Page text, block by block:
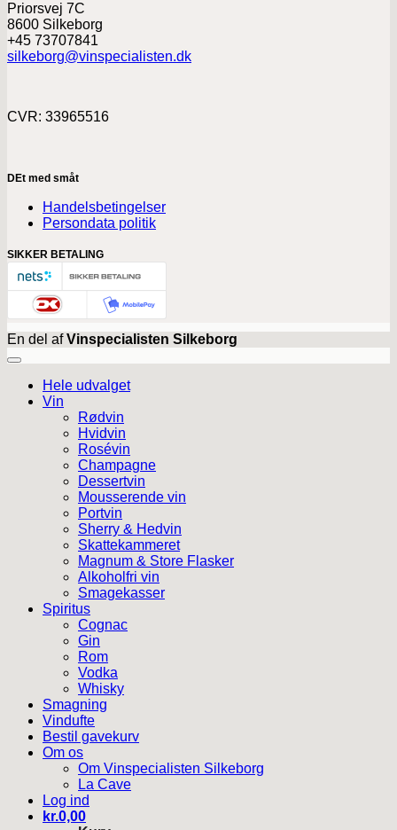
Priorsvej 7C
8600 Silkeborg
+45 73707841
silkeborg@vinspecialisten.dk
CVR: 33965516
DEt med småt
Handelsbetingelser
Persondata politik
SIKKER BETALING
En del afVinspecialisten Silkeborg
Hele udvalget
Vin
Rødvin
Hvidvin
Rosévin
Champagne
Dessertvin
Mousserende vin
Portvin
Sherry & Hedvin
Skattekammeret
Magnum & Store Flasker
Alkoholfri vin
Smagekasser
Spiritus
Cognac
Gin
Rom
Vodka
Whisky
Smagning
Vindufte
Bestil gavekurv
Om os
Om Vinspecialisten Silkeborg
La Cave
Log ind
kr.0,00